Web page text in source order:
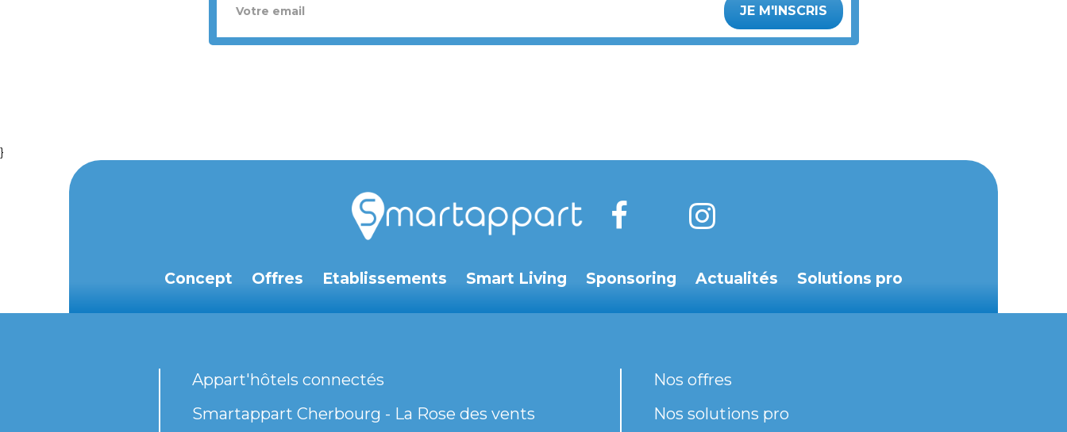
JE M'INSCRIS
}
Concept Offres Etablissements Smart Living Sponsoring Actualités Solutions pro
Appart'hôtels connectés
Smartappart Cherbourg - La Rose des vents
Nos offres
Nos solutions pro